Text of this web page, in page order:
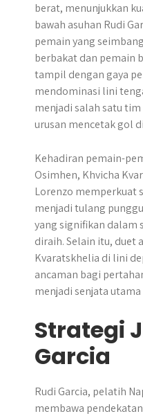
berat, menunjukkan
bawah asuhan Rudi
pemain yang
berbakat dan pemain
tampil dengan gaya
mendominasi lini
menjadi salah satu
urusan mencetak gol
Kehadiran pemain-
Osimhen, Khvicha
Lorenzo memperkuat
menjadi tulang
yang signifikan dalam
diraih. Selain itu, duet
Kvaratskhelia di lini
ancaman bagi
menjadi senjata
Strategi
Garcia
Rudi Garcia, pelatih
membawa